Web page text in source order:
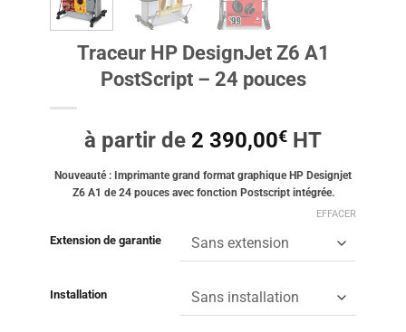
Traceur HP DesignJet Z6 A1
PostScript – 24 pouces
à partir de 2 390,00€ HT
Nouveauté : Imprimante grand format graphique HP Designjet
Z6 A1 de 24 pouces avec fonction Postscript intégrée.
Extension de garantie
Installation
EFFACER